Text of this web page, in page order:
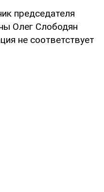
председателя
Олег Слободян
не соответствует